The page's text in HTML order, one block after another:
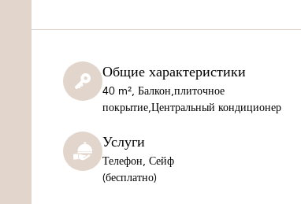
Общие характеристики
40 m², Балкон,плиточное
покрытие,Центральный кондиционер
Услуги
Телефон, Сейф
(бесплатно)